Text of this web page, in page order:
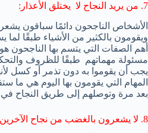
7. من يريد النجاح لا يختلق الأعذار:
الأشخاص الناجحون دائمًا سباقون
ويقومون بالكثير من الأشياء طبقًا
أهم الصفات التي يتسم بها الناجحون
مسئولة مهماتهم طبقًا للظروف
يجب أن يقوموا به دون تذمر أو كسل
المهام التي يقومون بها اليوم هي ما
بعد مرة وتوصلهم إلى طريق النجاح في
8. لا يشعرون بالغضب من نجاح الآخرين: